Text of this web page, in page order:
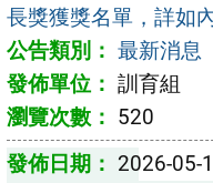
長獎獲獎名單，詳如內
最新消息
訓育組
520
2026-05-